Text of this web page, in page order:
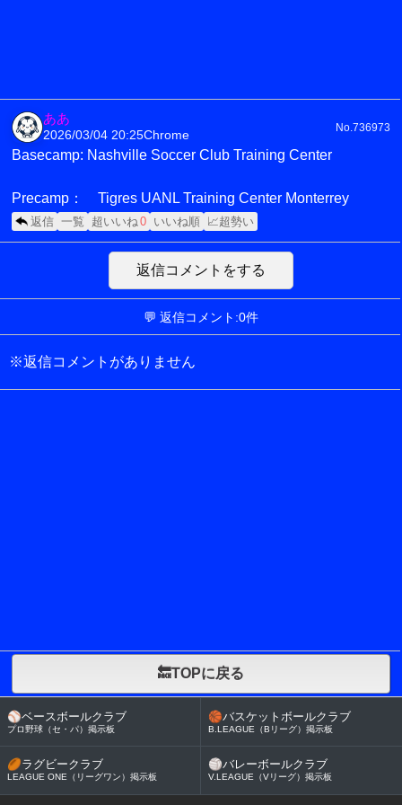
ああ
2026/03/04 20:25Chrome
No.736973
Basecamp: Nashville Soccer Club Training Center
Precamp： Tigres UANL Training Center Monterrey
返信 一覧 超いいね0 いいね順 📈超勢い
返信コメントをする
💬 返信コメント:0件
※返信コメントがありません
🔙TOPに戻る
⚾ベースボールクラブ
プロ野球（セ・パ）掲示板
🏀バスケットボールクラブ
B.LEAGUE（Bリーグ）掲示板
🏉ラグビークラブ
LEAGUE ONE（リーグワン）掲示板
🏐バレーボールクラブ
V.LEAGUE（Vリーグ）掲示板